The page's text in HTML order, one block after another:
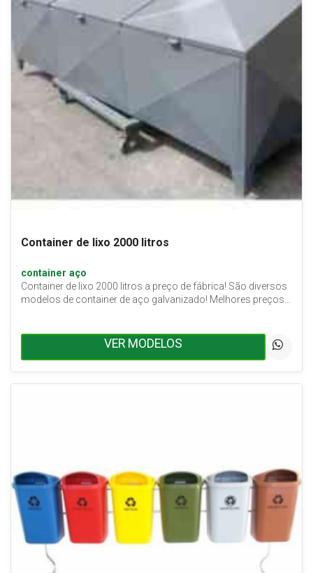
Container de lixo 2000 litros
container aço
Container de lixo 2000 litros a preço de fábrica! São diversos
modelos de container de aço galvanizado! Melhores preços…
VER MODELOS